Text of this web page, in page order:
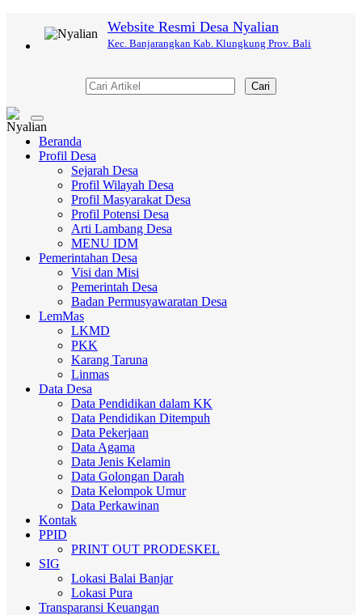
Website Resmi Desa Nyalian
Kec. Banjarangkan Kab. Klungkung Prov. Bali
Cari
Toggle
navigation
Beranda
Profil Desa
Sejarah Desa
Profil Wilayah Desa
Profil Masyarakat Desa
Profil Potensi Desa
Arti Lambang Desa
MENU IDM
Pemerintahan Desa
Visi dan Misi
Pemerintah Desa
Badan Permusyawaratan Desa
LemMas
LKMD
PKK
Karang Taruna
Linmas
Data Desa
Data Pendidikan dalam KK
Data Pendidikan Ditempuh
Data Pekerjaan
Data Agama
Data Jenis Kelamin
Data Golongan Darah
Data Kelompok Umur
Data Perkawinan
Kontak
PPID
PRINT OUT PRODESKEL
SIG
Lokasi Balai Banjar
Lokasi Pura
Transparansi Keuangan